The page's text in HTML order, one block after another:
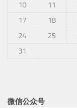
10
11
17
18
24
25
31
微信公众号